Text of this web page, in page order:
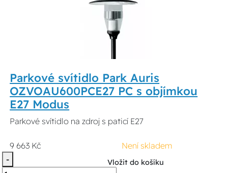
Parkové svítidlo Park Auris
OZVOAU600PCE27 PC s objímkou
E27 Modus
Parkové svítidlo na zdroj s paticí E27
9 663 Kč
Není skladem
-
Vložit do košíku